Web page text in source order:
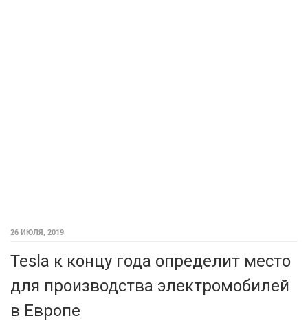
26 ИЮЛЯ, 2019
Tesla к концу года определит место
для производства электромобилей
в Европе